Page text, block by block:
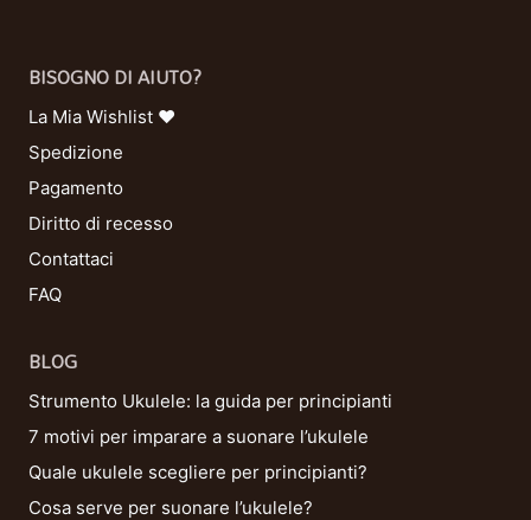
BISOGNO DI AIUTO?
La Mia Wishlist ❤
Spedizione
Pagamento
Diritto di recesso
Contattaci
FAQ
BLOG
Strumento Ukulele: la guida per principianti
7 motivi per imparare a suonare l’ukulele
Quale ukulele scegliere per principianti?
Cosa serve per suonare l’ukulele?